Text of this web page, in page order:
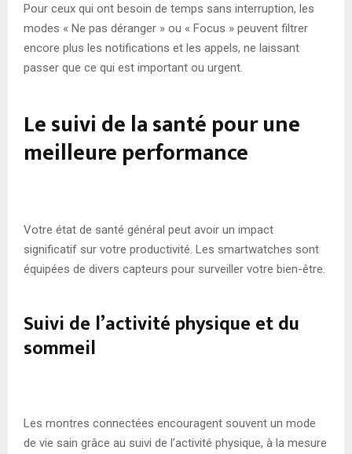
Pour ceux qui ont besoin de temps sans interruption, les
modes « Ne pas déranger » ou « Focus » peuvent filtrer
encore plus les notifications et les appels, ne laissant
passer que ce qui est important ou urgent.
Le suivi de la santé pour une
meilleure performance
Votre état de santé général peut avoir un impact
significatif sur votre productivité. Les smartwatches sont
équipées de divers capteurs pour surveiller votre bien-être.
Suivi de l’activité physique et du
sommeil
Les montres connectées encouragent souvent un mode
de vie sain grâce au suivi de l’activité physique, à la mesure